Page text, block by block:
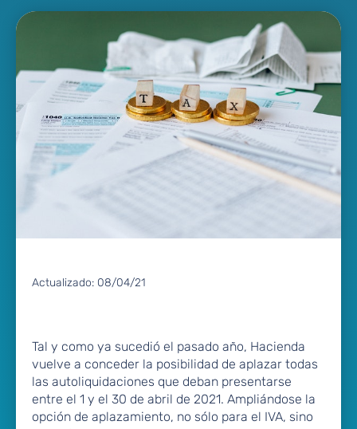
Actualizado: 08/04/21
Tal y como ya sucedió el pasado año, Hacienda
vuelve a conceder la posibilidad de aplazar todas
las autoliquidaciones que deban presentarse
entre el 1 y el 30 de abril de 2021. Ampliándose la
opción de aplazamiento, no sólo para el IVA, sino